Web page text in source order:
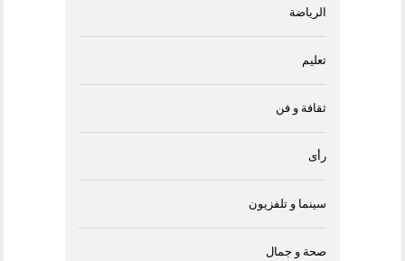
الرياضة
تعليم
ثقافة و فن
رأى
سينما و تلفزيون
صحة و جمال